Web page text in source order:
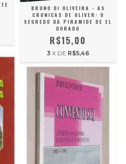
BRUNO DI OLIVEIRA - AS
CRONICAS DE OLIVER: O
SEGREDO DA PIRAMIDE DE EL
DORADO
R$15,00
3 X DE R$5,46